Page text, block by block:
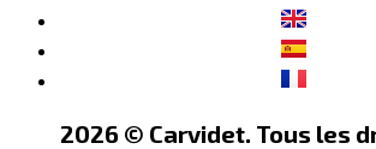
2026 © Carvidet. Tous les